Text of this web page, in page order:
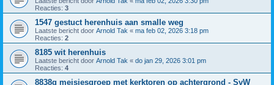
Reacties: 3
1547 gestuct herenhuis aan smalle weg
Laatste bericht door Arnold Tak « ma feb 02, 2026 3:18 pm
Reacties: 2
8185 wit herenhuis
Laatste bericht door Arnold Tak « do jan 29, 2026 3:01 pm
Reacties: 4
8838g meisjesgroep met kerktoren op achtergrond - SvW